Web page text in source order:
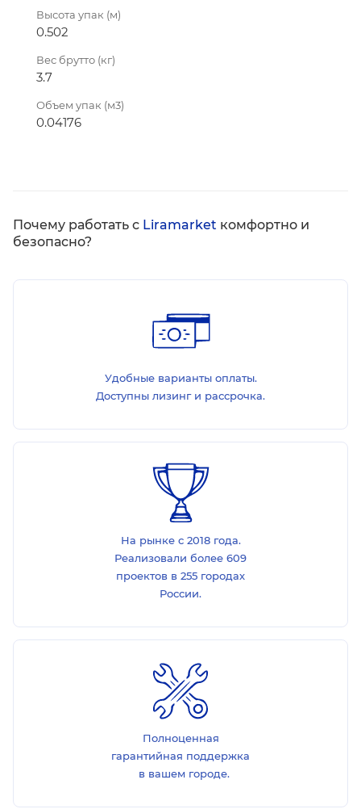
Высота упак (м)
0.502
Вес брутто (кг)
3.7
Объем упак (м3)
0.04176
Почему работать с Liramarket комфортно и
безопасно?
Удобные варианты оплаты.
Доступны лизинг и рассрочка.
На рынке с 2018 года.
Реализовали более 609
проектов в 255 городах
России.
Полноценная
гарантийная поддержка
в вашем городе.